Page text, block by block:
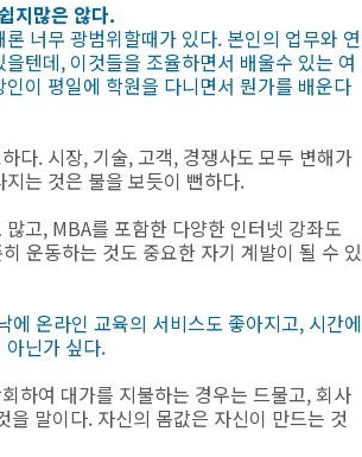
지많은 않다.
너무 광범위할때가 있다. 본인의 업무와 연
텐데, 이것들을 조율하면서 배울수 있는 여
이 평일에 학원을 다니면서 뭔가를 배운다
다. 시장, 기술, 고객, 경쟁사도 모두 변해가
는 것은 불을 보듯이 뻔하다.
고, MBA를 포함한 다양한 인터넷 강좌도
운동하는 것도 중요한 자기 계발이 될 수 있
에 온라인 교육의 서비스도 좋아지고, 시간에
아닌가 싶다.
하여 대가를 지불하는 경우는 드물고, 회사
말이다. 자신의 몸값은 자신이 만드는 것